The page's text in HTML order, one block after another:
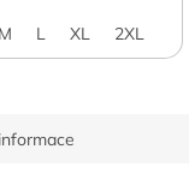
vrstvu.
M L XL 2XL